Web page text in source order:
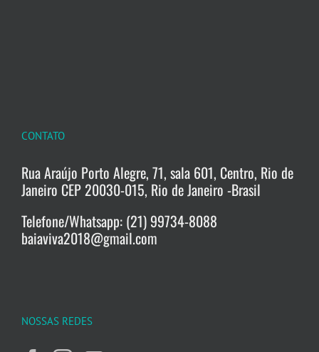
CONTATO
Rua Araújo Porto Alegre, 71, sala 601, Centro, Rio de
Janeiro CEP 20030-015, Rio de Janeiro -Brasil
Telefone/Whatsapp: (21) 99734-8088
baiaviva2018@gmail.com
NOSSAS REDES